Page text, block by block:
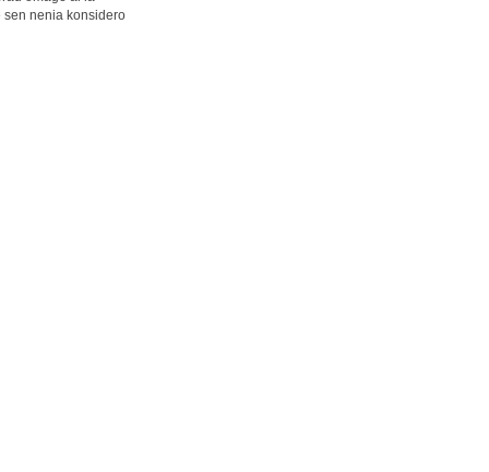
nenia konsidero